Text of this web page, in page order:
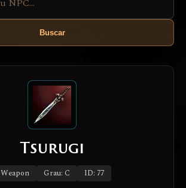
Buscar
Tsurugi
Weapon Grau: C ID: 77